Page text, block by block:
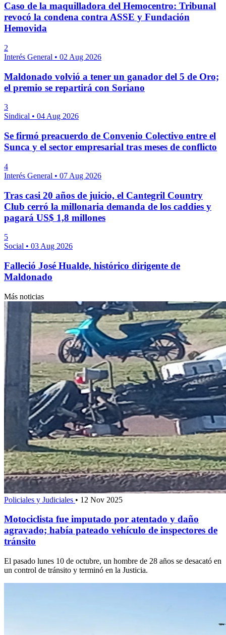
Caso de la maquilladora del Hemocentro: Tribunal
revocó la condena contra ASSE y Fundación
Hemovida
2
Interés General • 02 Aug 2026
Maldonado volvió a tener un ganador del 5 de Oro;
el premio se repartirá con Soriano
3
Sindical • 04 Aug 2026
Se firmó preacuerdo de Convenio Colectivo entre el
Sunca y el sector empresarial tras meses de conflicto
4
Interés General • 07 Aug 2026
Tras casi 20 años de juicio, el Cantegril Country
Club cerró la millonaria demanda de los caddies y
pagará US$ 1,8 millones
5
Social • 03 Aug 2026
Falleció José Hualde, histórico dirigente de
Maldonado
Más noticias
Policiales y Judiciales • 12 Nov 2025
Motociclista fue imputado por atentado y daño
agravado; había pateado vehículo de inspectores de
tránsito
El pasado lunes 10 de octubre, un hombre de 28 años se desacató en
un control de tránsito y terminó en la Justicia.